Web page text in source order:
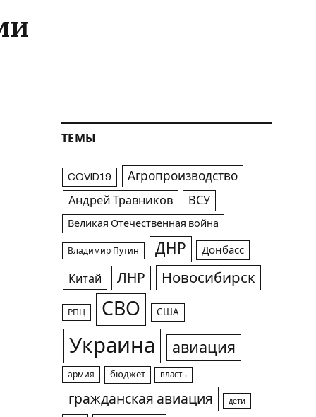
ТЕМЫ
COVID19 Агропроизводство
Андрей Травников ВСУ
Великая Отечественная война
Владимир Путин ДНР Донбасс
Китай ЛНР Новосибирск
РПЦ СВО США
Украина авиация
армия бюджет власть
гражданская авиация дети